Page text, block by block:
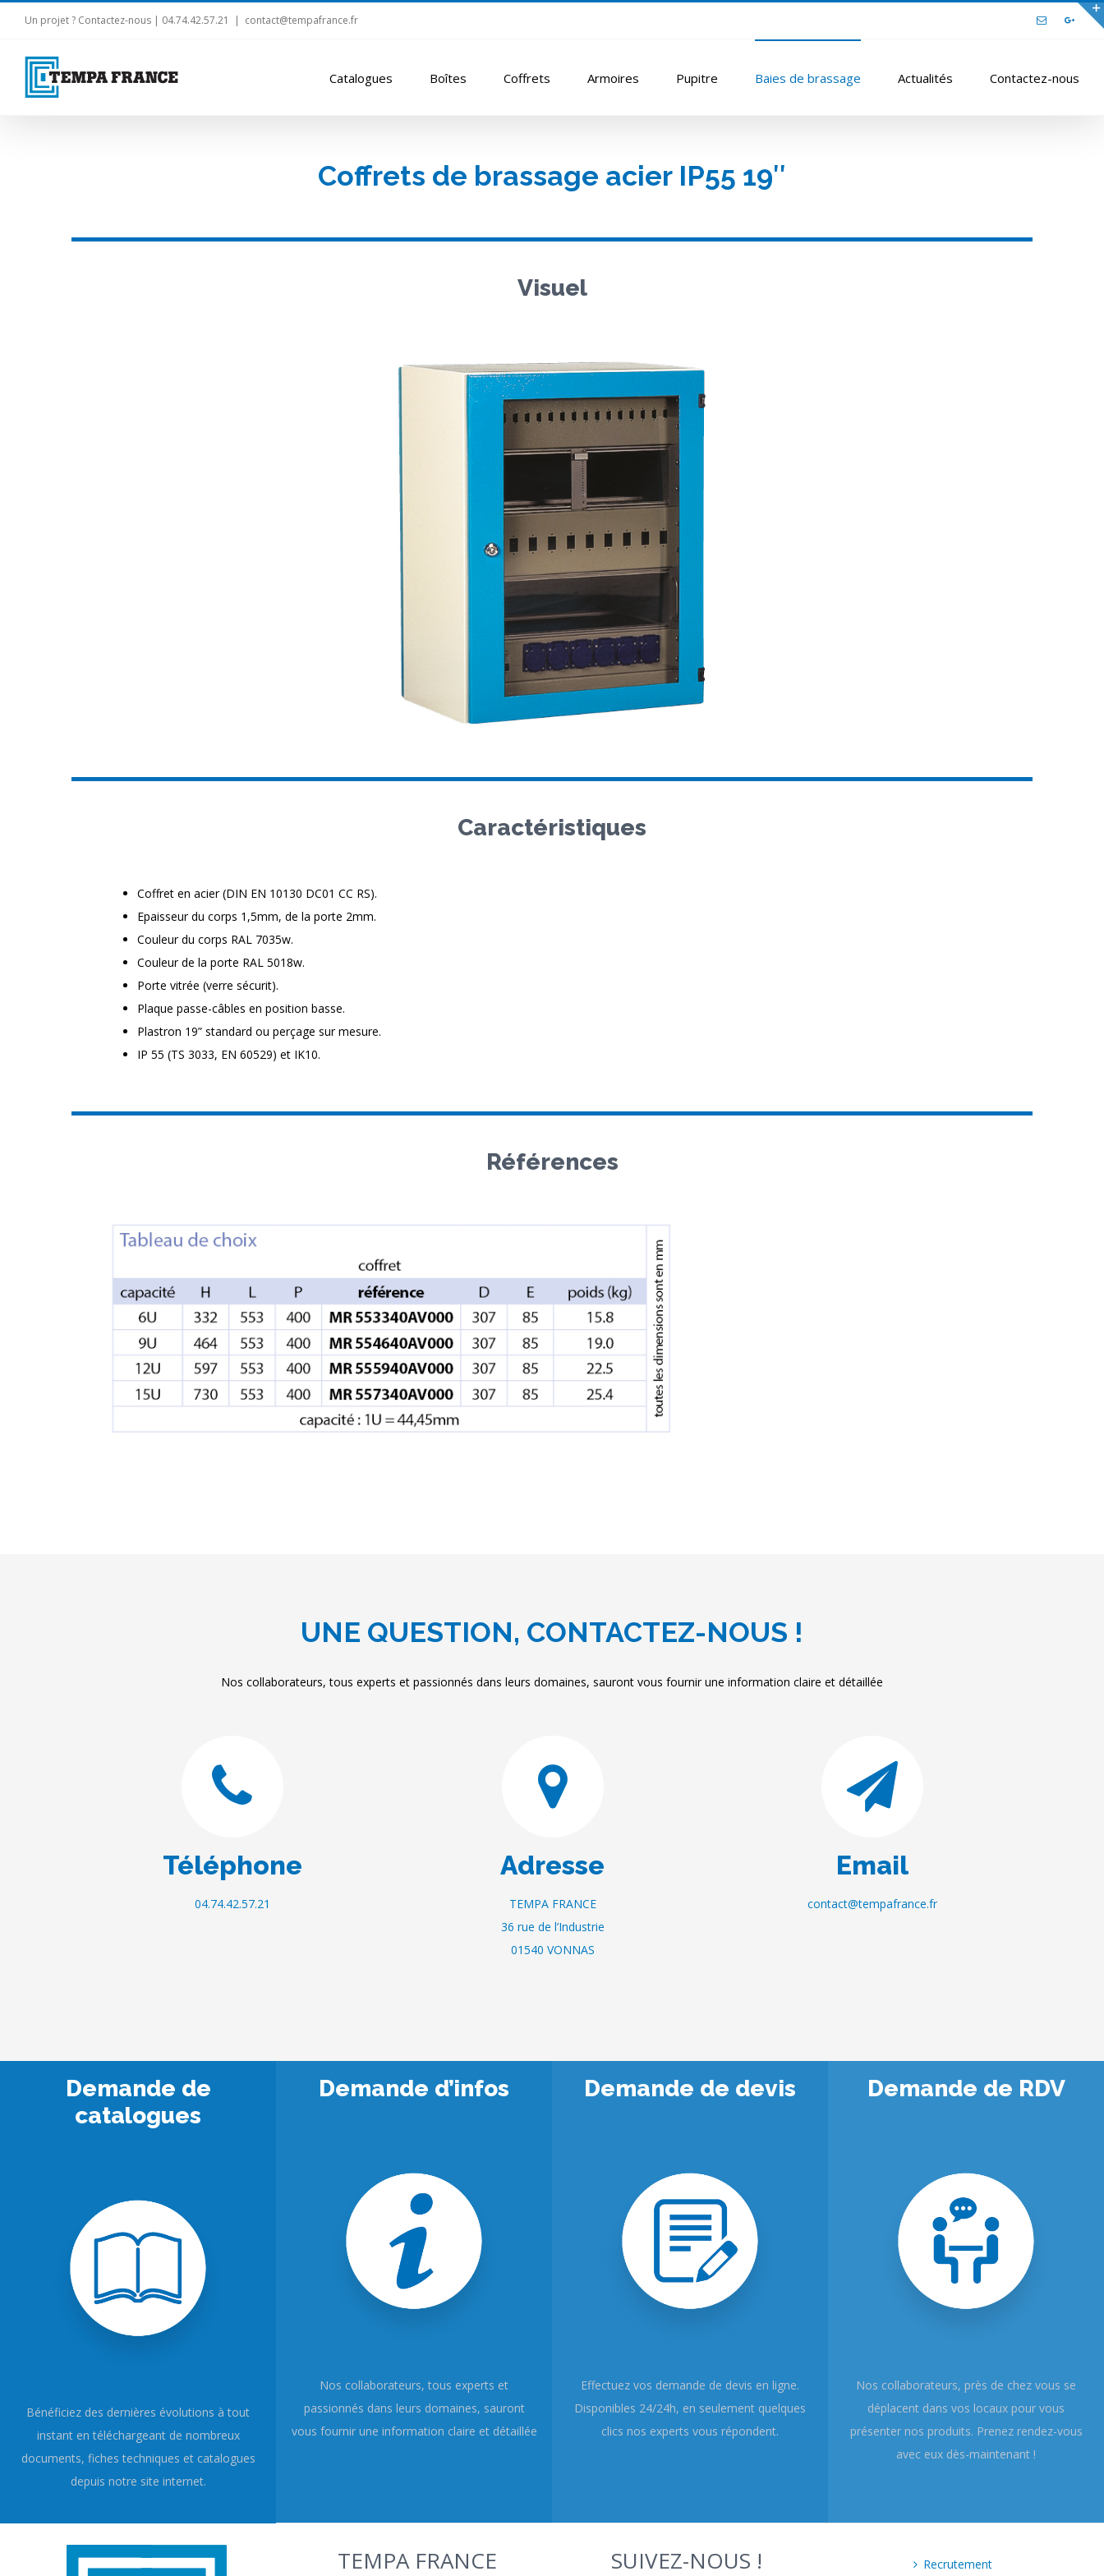
Un projet ? Contactez-nous | 04.74.42.57.21 | contact@tempafrance.fr Email
Catalogues Boîtes Coffrets Armoires Pupitre Baies de brassage Actualités Contactez-nous
Coffrets de brassage acier IP55 19″
Visuel
Caractéristiques
Coffret en acier (DIN EN 10130 DC01 CC RS).
Epaisseur du corps 1,5mm, de la porte 2mm.
Couleur du corps RAL 7035w.
Couleur de la porte RAL 5018w.
Porte vitrée (verre sécurit).
Plaque passe-câbles en position basse.
Plastron 19” standard ou perçage sur mesure.
IP 55 (TS 3033, EN 60529) et IK10.
Références
UNE QUESTION, CONTACTEZ-NOUS !
Nos collaborateurs, tous experts et passionnés dans leurs domaines, sauront vous fournir une information claire et détaillée
Téléphone
04.74.42.57.21
Adresse
TEMPA FRANCE
36 rue de l’Industrie
01540 VONNAS
Email
contact@tempafrance.fr
Demande de
catalogues
Bénéficiez des dernières évolutions à tout
instant en téléchargeant de nombreux
documents, fiches techniques et catalogues
depuis notre site internet.
Demande d’infos
Nos collaborateurs, tous experts et
passionnés dans leurs domaines, sauront
vous fournir une information claire et détaillée
Demande de devis
Effectuez vos demande de devis en ligne.
Disponibles 24/24h, en seulement quelques
clics nos experts vous répondent.
Demande de RDV
Nos collaborateurs, près de chez vous se
déplacent dans vos locaux pour vous
présenter nos produits. Prenez rendez-vous
avec eux dès-maintenant !
TEMPA FRANCE SUIVEZ-NOUS ! Recrutement